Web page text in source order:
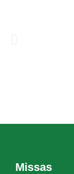
Missas